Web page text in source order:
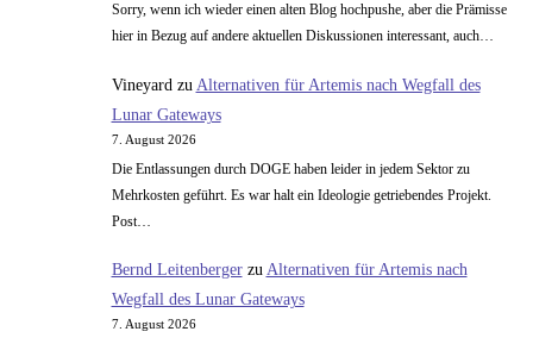
Sorry, wenn ich wieder einen alten Blog hochpushe, aber die Prämisse
hier in Bezug auf andere aktuellen Diskussionen interessant, auch…
Vineyard zu Alternativen für Artemis nach Wegfall des
Lunar Gateways
7. August 2026
Die Entlassungen durch DOGE haben leider in jedem Sektor zu
Mehrkosten geführt. Es war halt ein Ideologie getriebendes Projekt.
Post…
Bernd Leitenbergerzu Alternativen für Artemis nach
Wegfall des Lunar Gateways
7. August 2026